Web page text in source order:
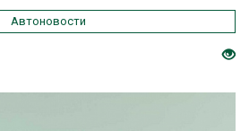
Автоновости